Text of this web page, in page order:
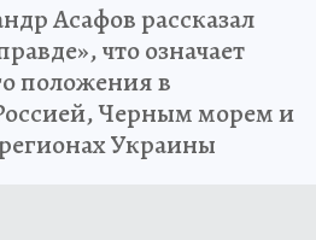
Асафов рассказал
что означает
положения в
Черным морем и
Украины